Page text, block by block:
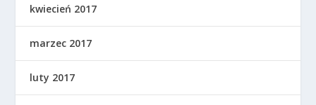
kwiecień 2017
marzec 2017
luty 2017